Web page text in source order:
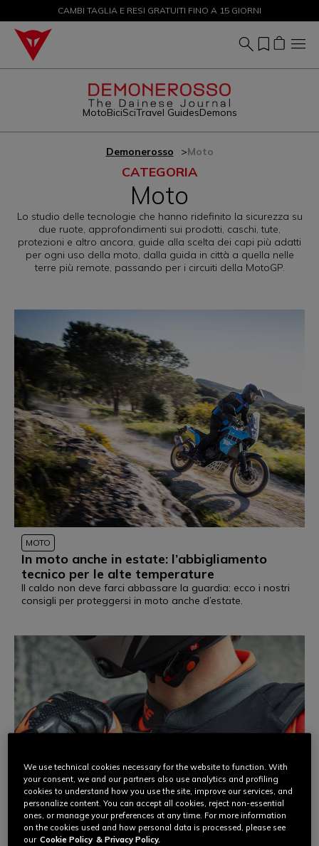
SALDI FINO AL 50% - ACQUISTA ORA
CAMBI TAGLIA E RESI GRATUITI FINO A 15 GIORNI
MotoBiciSciTravel GuidesDemons
Demonerosso Moto
CATEGORIA
Moto
Lo studio delle tecnologie che hanno ridefinito la sicurezza su
due ruote, approfondimenti sui prodotti, caschi, tute,
protezioni e altro ancora, guide alla scelta dei capi più adatti
per ogni uso della moto, dalla guida in città a quella nelle
terre più remote, passando per i circuiti della MotoGP.
MOTO
In moto anche in estate: l’abbigliamento
tecnico per le alte temperature
Il caldo non deve farci abbassare la guardia: ecco i nostri
consigli per proteggersi in moto anche d’estate.
We use technical cookies necessary for the website to function. With
your consent, we and our partners also use analytics and profiling
cookies to understand how you use the site, improve our services, and
personalize content. You can accept all cookies, reject non-essential
ones, or manage your preferences at any time. For more information
on the cookies used and how personal data is processed, please see
our Cookie Policy & Privacy Policy.